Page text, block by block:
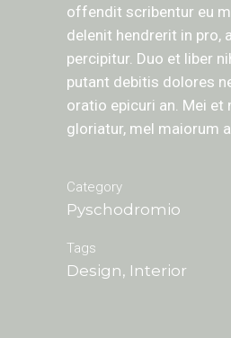
offendit scribentur eu
delenit hendrerit in pro,
percipitur. Duo et liber
putant debitis dolores
oratio epicuri an. Mei et
gloriatur, mel maiorum
Category
Pyschodromio
Tags
Design, Interior